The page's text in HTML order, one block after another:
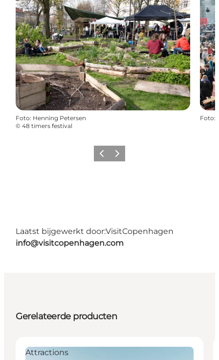
Foto: Henning Petersen
© 48 timers festival
Foto:
Vorige Volgende
Laatst bijgewerkt door:VisitCopenhagen
info@visitcopenhagen.com
Gerelateerde producten
Attractions